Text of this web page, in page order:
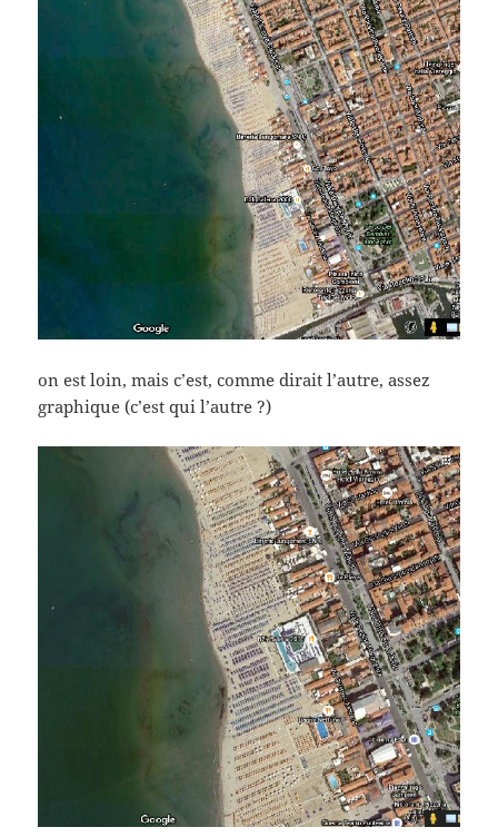
on est loin, mais c’est, comme dirait l’autre, assez
graphique (c’est qui l’autre ?)